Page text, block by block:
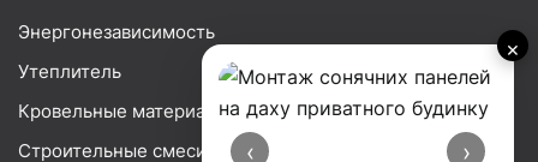
×
‹ ›
Энергонезависимость
Утеплитель
Кровельные материалы
Строительные смеси